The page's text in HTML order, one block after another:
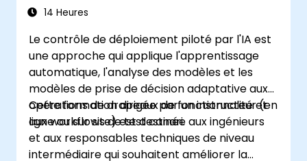
14 Heures
Le contrôle de déploiement piloté par l'IA est
une approche qui applique l'apprentissage
automatique, l'analyse des modèles et les
modèles de prise de décision adaptative aux
opérations de drapeaux de fonctionnalité et
aux workflows de test canari.
Cette formation dirigée par un instructeur (en
ligne ou sur site) est destinée aux ingénieurs
et aux responsables techniques de niveau
intermédiaire qui souhaitent améliorer la